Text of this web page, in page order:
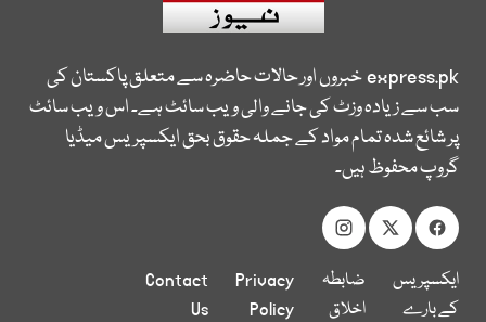
express.pkخبروں اور حالات حاضرہ سے متعلق پاکستان کی
سب سے زیادہ وزٹ کی جانے والی ویب سائٹ ہے۔ اس ویب سائٹ
پر شائع شدہ تمام مواد کے جملہ حقوق بحق ایکسپریس میڈیا
گروپ محفوظ ہیں۔
ایکسپریس
کے بارے
ضابطہ
اخلاق
Privacy
Policy
Contact
Us